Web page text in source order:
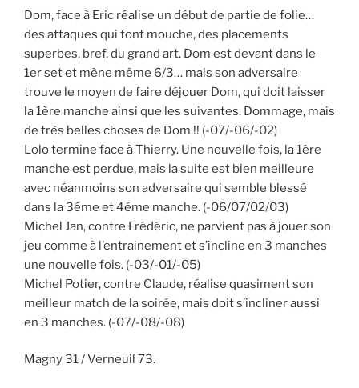
Dom, face à Eric réalise un début de partie de folie…
des attaques qui font mouche, des placements
superbes, bref, du grand art. Dom est devant dans le
1er set et mène même 6/3… mais son adversaire
trouve le moyen de faire déjouer Dom, qui doit laisser
la 1ère manche ainsi que les suivantes. Dommage, mais
de très belles choses de Dom !! (-07/-06/-02)
Lolo termine face à Thierry. Une nouvelle fois, la 1ère
manche est perdue, mais la suite est bien meilleure
avec néanmoins son adversaire qui semble blessé
dans la 3éme et 4éme manche. (-06/07/02/03)
Michel Jan, contre Frédéric, ne parvient pas à jouer son
jeu comme à l’entrainement et s’incline en 3 manches
une nouvelle fois. (-03/-01/-05)
Michel Potier, contre Claude, réalise quasiment son
meilleur match de la soirée, mais doit s’incliner aussi
en 3 manches. (-07/-08/-08)
Magny 31 / Verneuil 73.